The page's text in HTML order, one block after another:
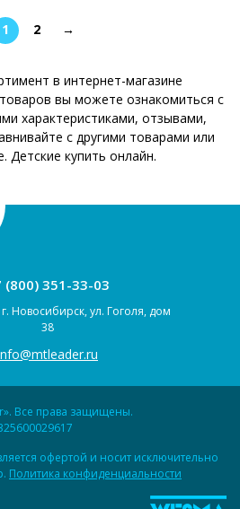
1 2 →
в интернет-магазине
вы можете ознакомиться с
характеристиками, отзывами,
с другими товарами или
Детские купить онлайн.
(800) 351-33-03
Новосибирск, ул. Гоголя, дом
38
Все права защищены.
офертой и носит исключительно
Политика конфиденциальности